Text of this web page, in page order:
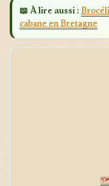
📖 À lire aussi :
cabane en Bretagne